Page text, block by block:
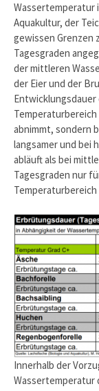
Wassertemperatur
Aquakultur, der
gewissen Grenzen
Tagesgraden
der mittleren
der Eier und der
abnimmt, sondern
langsamer und bei
abläuft als bei
Tagesgraden nur
Temperaturbereich
Innerhalb der
Wassertemperatur